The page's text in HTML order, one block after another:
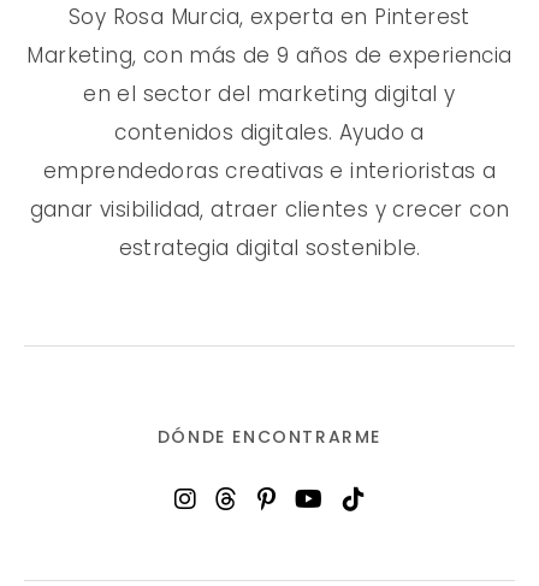
Soy Rosa Murcia, experta en Pinterest
Marketing, con más de 9 años de experiencia
en el sector del marketing digital y
contenidos digitales. Ayudo a
emprendedoras creativas e interioristas a
ganar visibilidad, atraer clientes y crecer con
estrategia digital sostenible.
DÓNDE ENCONTRARME